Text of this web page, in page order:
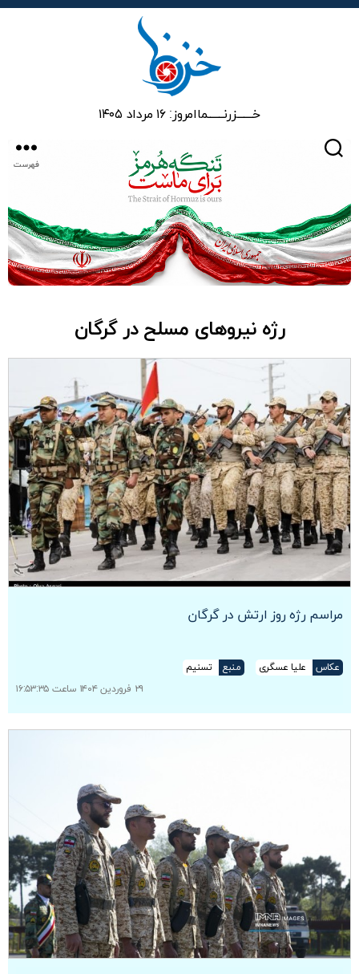
خـــــــزرنـــــــماامروز: ۱۶ مرداد ۱۴۰۵
فهرست
رژه نیروهای مسلح در گرگان
مراسم رژه روز ارتش در گرگان
عکاس علیا عسگری منبع
تسنیم
۲۹ فروردین ۱۴۰۴ ساعت ۱۶:۵۳:۳۵